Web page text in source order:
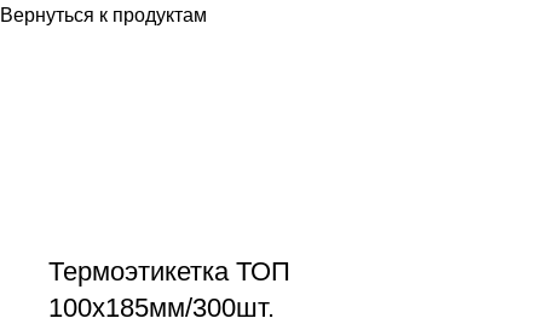
Вернуться к продуктам
Термоэтикетка ТОП
100х185мм/300шт.